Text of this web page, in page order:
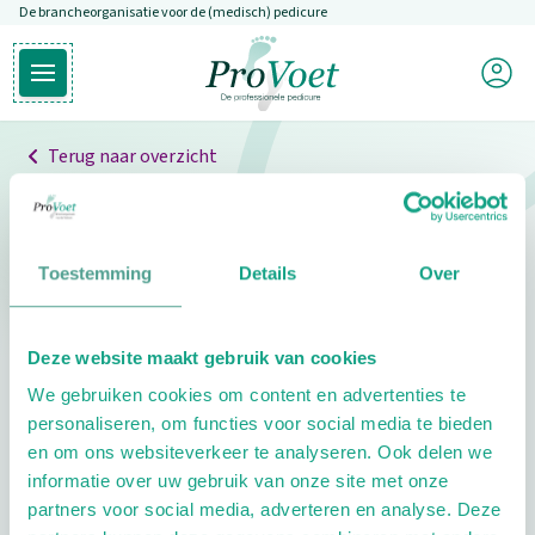
Toestemming Details Over
Deze website maakt gebruik van cookies
We gebruiken cookies om content en advertenties te
personaliseren, om functies voor social media te bieden
en om ons websiteverkeer te analyseren. Ook delen we
informatie over uw gebruik van onze site met onze
partners voor social media, adverteren en analyse. Deze
Overslaan en naar de inhoud gaan
De brancheorganisatie voor de (medisch) pedicure
Open hoofdmenu
Ga naar de homepagina
Mijn
Terug naar overzicht
Professionals
Pedicure niet gevonden
pedicure.